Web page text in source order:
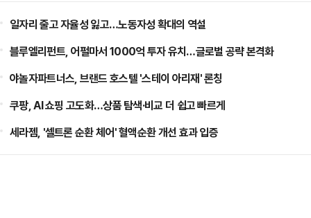
일자리 줄고 자율성 잃고…노동자성 확대의 역설
블루엘리펀트, 어펄마서 1000억 투자 유치…글로벌 공략 본격화
야놀자파트너스, 브랜드 호스텔 '스테이 아리재' 론칭
쿠팡, AI 쇼핑 고도화…상품 탐색·비교 더 쉽고 빠르게
세라젬, '셀트론 순환 체어' 혈액순환 개선 효과 입증